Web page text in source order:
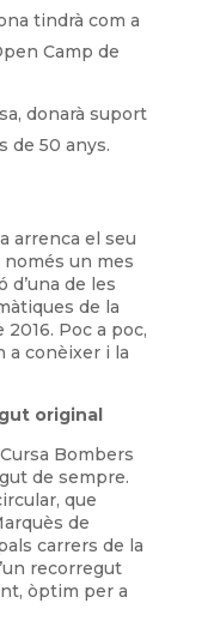
tindrà com a
Camp de
donarà suport
de 50 anys.
arrenca el seu
un mes
d’una de les
de la
Poc a poc,
a conèixer i la
original
Bombers
de sempre.
que
de
carrers de la
recorregut
òptim per a